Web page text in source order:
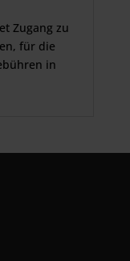
Zugang zu
für die
in